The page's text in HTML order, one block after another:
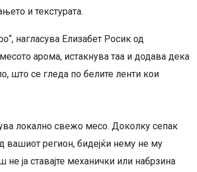
и текстурата.
нагласува Елизабет Росик од
арома, истакнува таа и додава дека
што се гледа по белите ленти кои
локално свежо месо. Доколку сепак
вашиот регион, бидејќи нему не му
ја ставајте механички или набрзина